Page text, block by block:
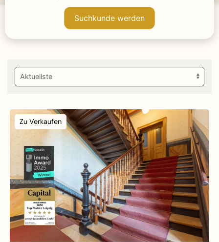
Suchkunde werden
Zu Verkaufen